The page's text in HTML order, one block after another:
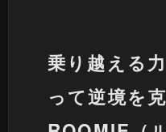
乗り越える
って逆境を